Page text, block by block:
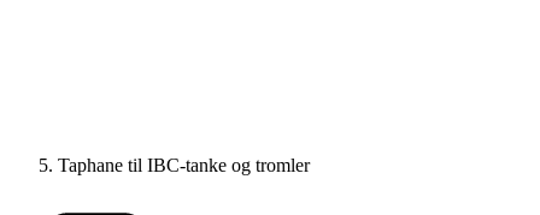
Taphane til IBC-tanke og tromler